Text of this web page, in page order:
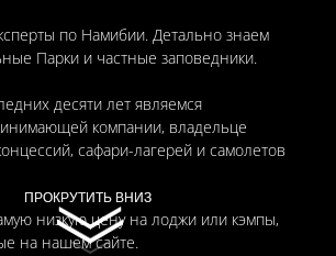
ПРОКРУТИТЬ ВНИЗ
ПРОКРУТИТЬ ВНИЗ
по Намибии. Детально знаем
Парки и частные заповедники.
десяти лет являемся
компании, владельце
сафари-лагерей и самолетов
низкую цену на лоджи или кэмпы,
на нашем сайте.